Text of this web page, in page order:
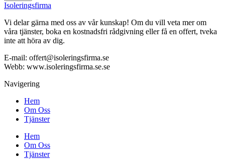
Isoleringsfirma
Vi delar gärna med oss av vår kunskap! Om du vill veta mer om
våra tjänster, boka en kostnadsfri rådgivning eller få en offert, tveka
inte att höra av dig.
E-mail: offert@isoleringsfirma.se
Webb: www.isoleringsfirma.se.se
Navigering
Hem
Om Oss
Tjänster
Hem
Om Oss
Tjänster